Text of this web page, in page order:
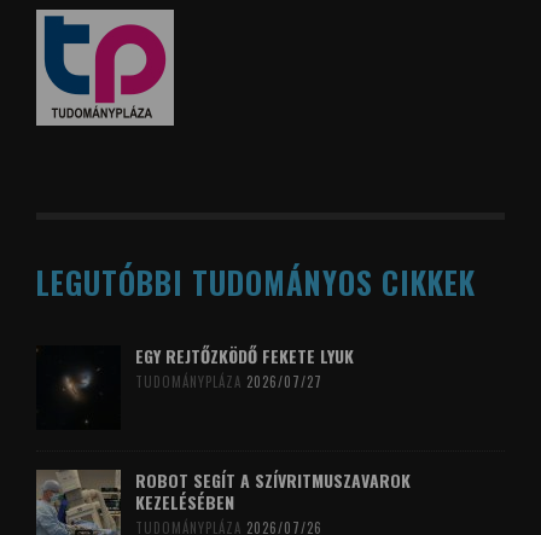
LEGUTÓBBI TUDOMÁNYOS CIKKEK
EGY REJTŐZKÖDŐ FEKETE LYUK
TUDOMÁNYPLÁZA 2026/07/27
ROBOT SEGÍT A SZÍVRITMUSZAVAROK
KEZELÉSÉBEN
TUDOMÁNYPLÁZA 2026/07/26